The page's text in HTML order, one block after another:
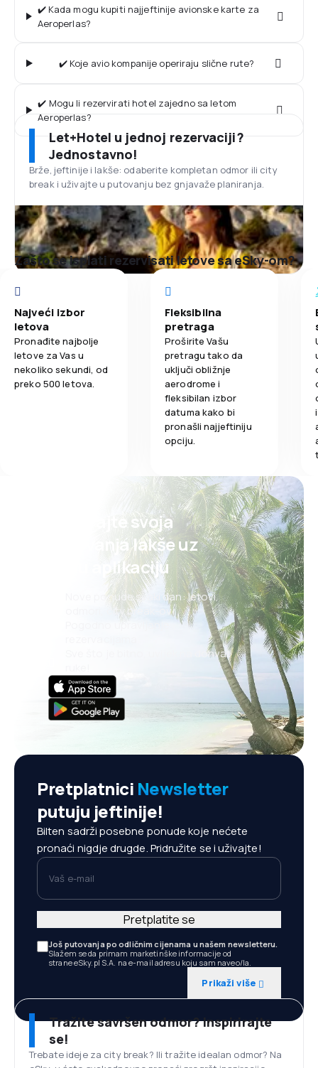
✔️ Kada mogu kupiti najjeftinije avionske karte za
Aeroperlas?
✔️ Koje avio kompanije operiraju slične rute?
✔️ Mogu li rezervirati hotel zajedno sa letom
Aeroperlas?
Let+Hotel u jednoj rezervaciji?
Jednostavno!
Brže, jeftinije i lakše: odaberite kompletan odmor ili city
break i uživajte u putovanju bez gnjavaže planiranja.
Zašto se isplati rezervisati letove sa eSky-om?
Najveći izbor
letova
Pronađite najbolje
letove za Vas u
nekoliko sekundi, od
preko 500 letova.
Fleksibilna
pretraga
Proširite Vašu
pretragu tako da
uključi obližnje
aerodrome i
fleksibilan izbor
datuma kako bi
pronašli najjeftiniju
opciju.
Planirajte svoja
putovanja lakše uz
našu aplikaciju
Nove ponude svaki dan: letovi,
odmori, city break-ovi
Sve što je bitno, uvijek na dohvat
Pretplatnici Newsletter
putuju jeftinije!
Bilten sadrži posebne ponude koje nećete
pronaći nigdje drugde. Pridružite se i uživajte!
Vaš e-mail
Još putovanja po odličnim cijenama u našem newsletteru.
Slažem se da primam marketinške informacije od
strane eSky.pl S.A. na e-mail adresu koju sam naveo/la.
Prikaži više
Pretplatite se
Tražite savršen odmor? Inspirirajte
se!
Trebate ideje za city break? Ili tražite idealan odmor? Na